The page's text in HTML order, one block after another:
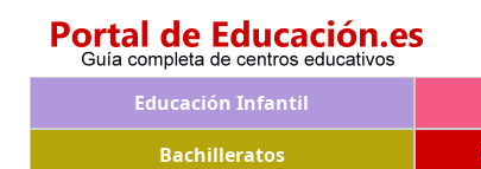
Educación Infantil
Bachilleratos